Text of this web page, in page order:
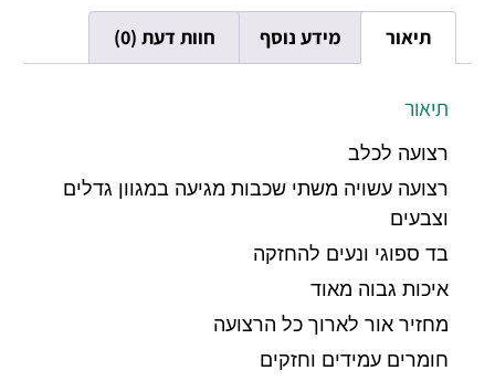
תיאור מידע נוסף חוות דעת (0)
תיאור
רצועה לכלב
רצועה עשויה משתי שכבות מגיעה במגוון גדלים
וצבעים
בד ספוגי ונעים להחזקה
איכות גבוה מאוד
מחזיר אור לארוך כל הרצועה
חומרים עמידים וחזקים